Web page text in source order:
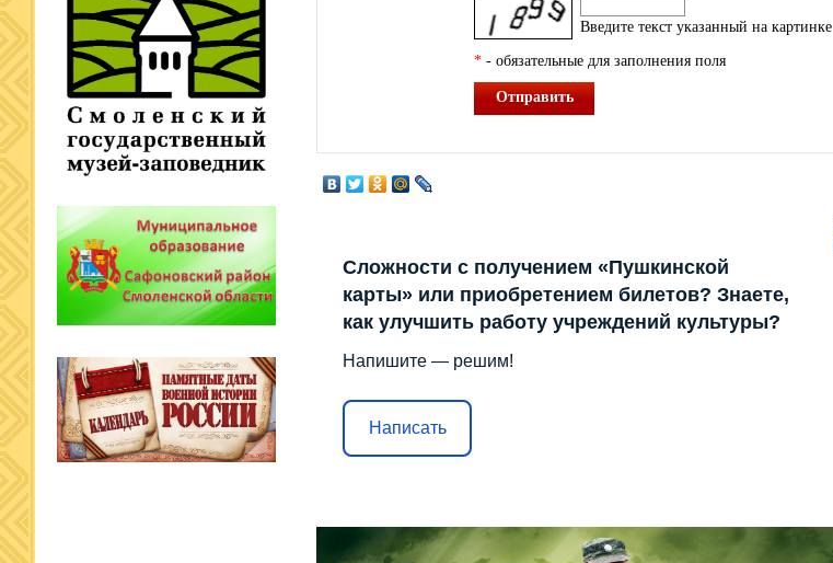
Введите текcт указанный на картинке
* - обязательные для заполнения поля
Отправить
Сложности с получением «Пушкинской
карты» или приобретением билетов? Знаете,
как улучшить работу учреждений культуры?
Напишите — решим!
Написать